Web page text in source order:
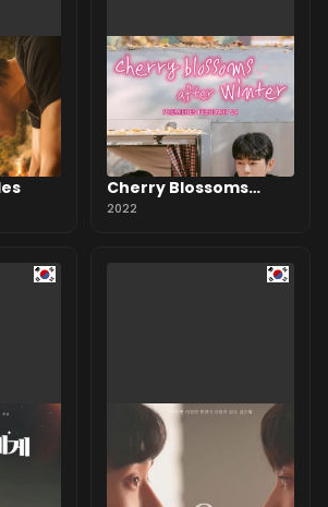
Cherry Blossoms
After Winter
2022